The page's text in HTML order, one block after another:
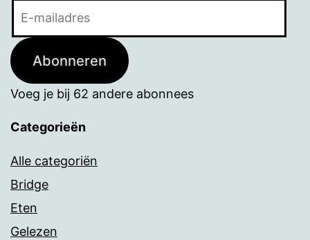
Abonneren
Voeg je bij 62 andere abonnees
Categorieën
Alle categoriën
Bridge
Eten
Gelezen